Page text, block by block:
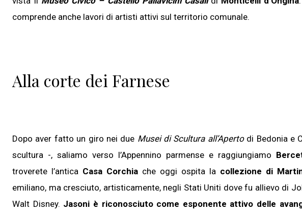
comprende anche lavori di artisti attivi sul territorio comunale.
Alla corte dei Farnese
Dopo aver fatto un giro nei due Musei di Scultura all’Apertodi Bedonia e
scultura -, saliamo verso l’Appennino parmense e raggiungiamo
troverete l’antica Casa Corchiache oggi ospita la collezione di
emiliano, ma cresciuto, artisticamente, negli Stati Uniti dove fu allievo di
Walt Disney. Jasoni è riconosciuto come esponente attivo delle
Si
No